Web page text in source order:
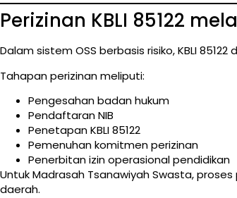
Perizinan KBLI 85122
Dalam sistem OSS berbasis risiko, KBLI
Tahapan perizinan meliputi:
Pengesahan badan hukum
Pendaftaran NIB
Penetapan KBLI 85122
Pemenuhan komitmen perizinan
Penerbitan izin operasional pendidikan
Untuk Madrasah Tsanawiyah Swasta,
daerah.